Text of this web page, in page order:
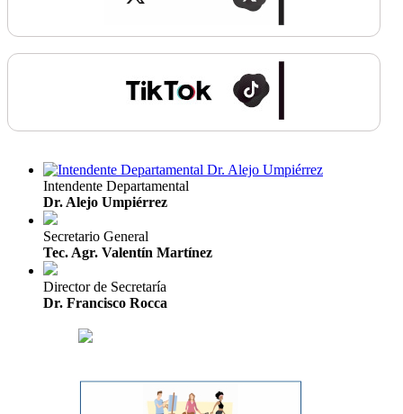
Intendente Departamental
Dr. Alejo Umpiérrez
Secretario General
Tec. Agr. Valentín Martínez
Director de Secretaría
Dr. Francisco Rocca